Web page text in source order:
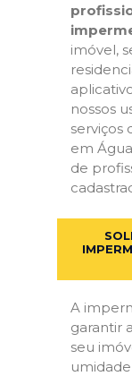
imóvel,
nossos
serviços
em
de
A
garantir
seu